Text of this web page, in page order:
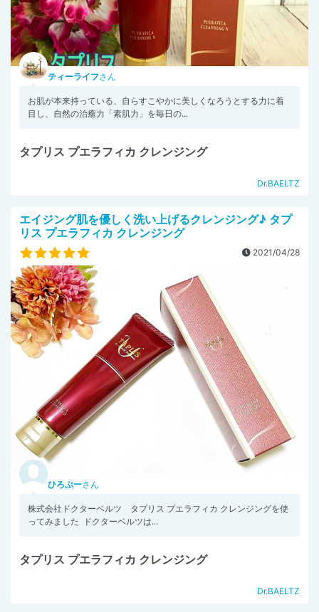
ティーライフさん
お肌が本来持っている、自らすこやかに美しくなろうとする力に着
目し、自然の治癒力「素肌力」を毎日の...
タプリス プエラフィカ クレンジング
Dr.BAELTZ
エイジング肌を優しく洗い上げるクレンジング♪ タプ
リス プエラフィカ クレンジング
2021/04/28
ひろぷーさん
株式会社ドクターベルツ タプリス プエラフィカ クレンジングを使
ってみました ドクターベルツは...
タプリス プエラフィカ クレンジング
Dr.BAELTZ